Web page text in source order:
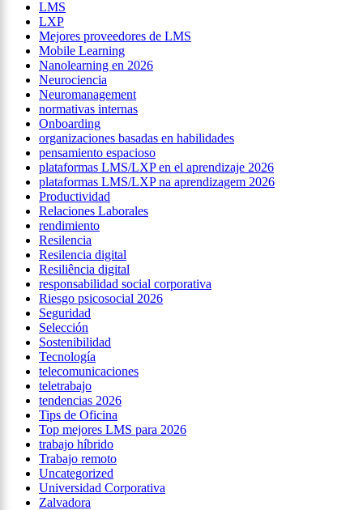
LMS
LXP
Mejores proveedores de LMS
Mobile Learning
Nanolearning en 2026
Neurociencia
Neuromanagement
normativas internas
Onboarding
organizaciones basadas en habilidades
pensamiento espacioso
plataformas LMS/LXP en el aprendizaje 2026
plataformas LMS/LXP na aprendizagem 2026
Productividad
Relaciones Laborales
rendimiento
Resilencia
Resilencia digital
Resiliência digital
responsabilidad social corporativa
Riesgo psicosocial 2026
Seguridad
Selección
Sostenibilidad
Tecnología
telecomunicaciones
teletrabajo
tendencias 2026
Tips de Oficina
Top mejores LMS para 2026
trabajo híbrido
Trabajo remoto
Uncategorized
Universidad Corporativa
Zalvadora